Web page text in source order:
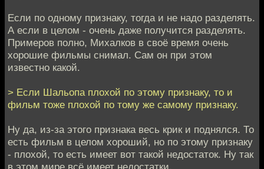
Если по одному признаку, тогда и не надо разделять.
А если в целом - очень даже получится разделять.
Примеров полно, Михалков в своё время очень
хорошие фильмы снимал. Сам он при этом
известно какой.
> Если Шальопа плохой по этому признаку, то и
фильм тоже плохой по тому же самому признаку.
Ну да, из-за этого признака весь крик и поднялся. То
есть фильм в целом хороший, но по этому признаку
- плохой, то есть имеет вот такой недостаток. Ну так